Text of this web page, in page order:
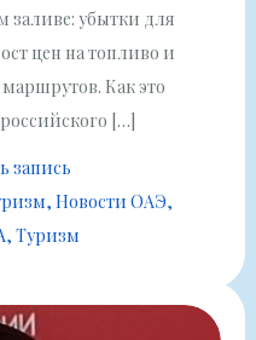
заливе: убытки для
цен на топливо и
Как это
[…]
запись
Новости ОАЭ
Туризм